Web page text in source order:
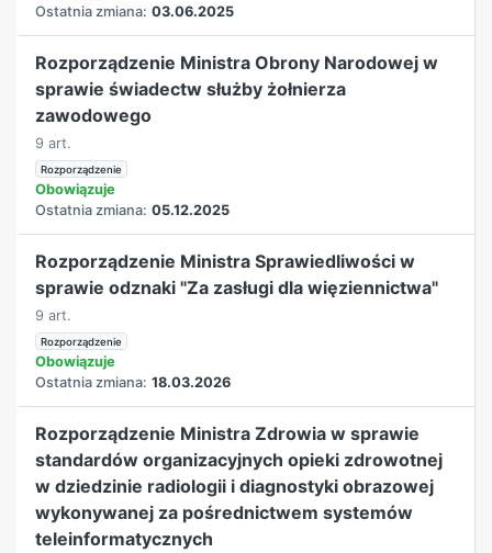
Ostatnia zmiana: 03.06.2025
Rozporządzenie Ministra Obrony Narodowej w
sprawie świadectw służby żołnierza
zawodowego
9 art.
Rozporządzenie
Obowiązuje
Ostatnia zmiana: 05.12.2025
Rozporządzenie Ministra Sprawiedliwości w
sprawie odznaki "Za zasługi dla więziennictwa"
9 art.
Rozporządzenie
Obowiązuje
Ostatnia zmiana: 18.03.2026
Rozporządzenie Ministra Zdrowia w sprawie
standardów organizacyjnych opieki zdrowotnej
w dziedzinie radiologii i diagnostyki obrazowej
wykonywanej za pośrednictwem systemów
teleinformatycznych